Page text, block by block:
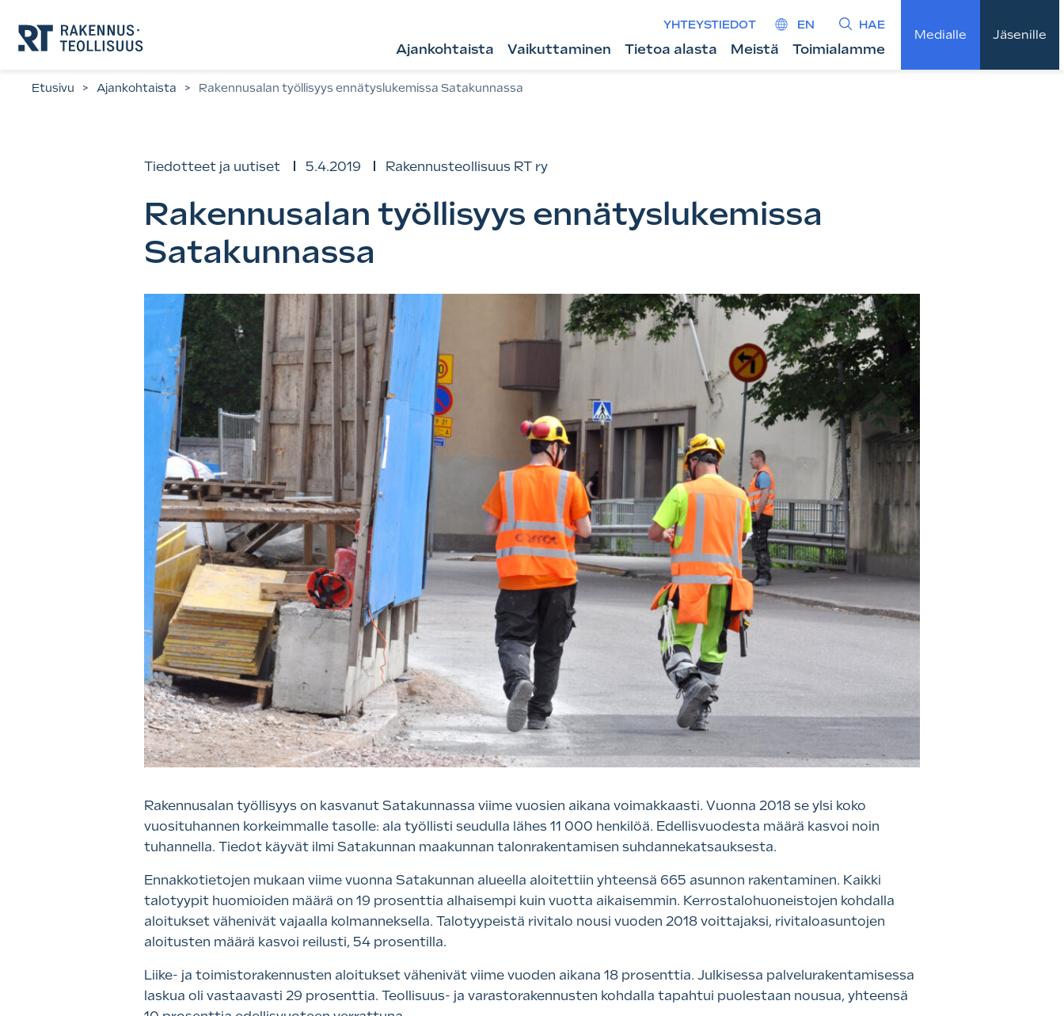
suoraan
sisältöön.
YHTEYSTIEDOT EN HAE
Ajankohtaista Vaikuttaminen Tietoa alasta Meistä Toimialamme
Medialle Jäsenille
Etusivu > Ajankohtaista > Rakennusalan työllisyys ennätyslukemissa Satakunnassa
Tiedotteet ja uutiset 5.4.2019 Rakennusteollisuus RT ry
Rakennusalan työllisyys ennätyslukemissa
Satakunnassa
Rakennusalan työllisyys on kasvanut Satakunnassa viime vuosien aikana voimakkaasti. Vuonna 2018 se ylsi koko
vuosituhannen korkeimmalle tasolle: ala työllisti seudulla lähes 11 000 henkilöä. Edellisvuodesta määrä kasvoi noin
tuhannella. Tiedot käyvät ilmi Satakunnan maakunnan talonrakentamisen suhdannekatsauksesta.
Ennakkotietojen mukaan viime vuonna Satakunnan alueella aloitettiin yhteensä 665 asunnon rakentaminen. Kaikki
talotyypit huomioiden määrä on 19 prosenttia alhaisempi kuin vuotta aikaisemmin. Kerrostalohuoneistojen kohdalla
aloitukset vähenivät vajaalla kolmanneksella. Talotyypeistä rivitalo nousi vuoden 2018 voittajaksi, rivitaloasuntojen
aloitusten määrä kasvoi reilusti, 54 prosentilla.
Liike- ja toimistorakennusten aloitukset vähenivät viime vuoden aikana 18 prosenttia. Julkisessa palvelurakentamisessa
laskua oli vastaavasti 29 prosenttia. Teollisuus- ja varastorakennusten kohdalla tapahtui puolestaan nousua, yhteensä